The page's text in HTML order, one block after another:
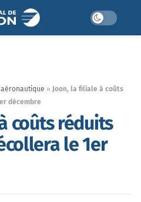
aéronautique » Joon, la filiale à coûts
décembre
coûts réduits
le 1er